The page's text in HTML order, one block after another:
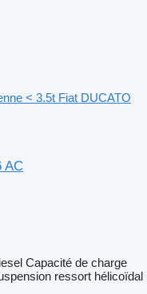
< 3.5t Fiat DUCATO
AC
Capacité de charge
ressort hélicoïdal